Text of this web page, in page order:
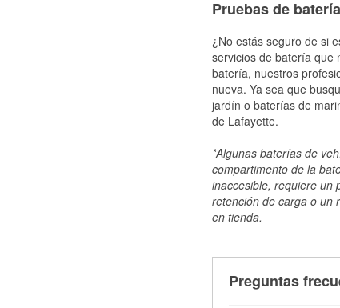
Pruebas de
¿No estás seguro de si
servicios de batería que
batería, nuestros
nueva. Ya sea que
jardín o baterías de
de Lafayette.
*Algunas baterías de
compartimento de la
inaccesible, requiere un
retención de carga o un
en tienda.
Preguntas